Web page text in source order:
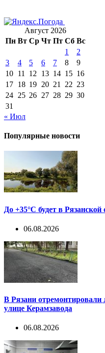
Август 2026
Пн Вт Ср Чт Пт Сб Вс
1
2
3
4 5 6 7 8
9
10 11 12 13 14 15 16
17 18 19 20 21 22 23
24 25 26 27 28 29 30
31
« Июл
Популярные новости
До +35°С будет в
06.08.2026
В Рязани отремонтировали
улице Керамзавода
06.08.2026